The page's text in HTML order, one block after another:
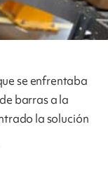
se enfrentaba
barras a la
la solución